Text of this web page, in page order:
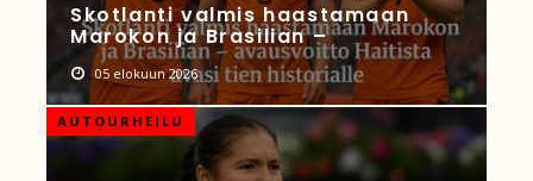
Skotlanti valmis haastamaan
Marokon ja Brasilian –
05 elokuun 2026
AUTOURHEILU